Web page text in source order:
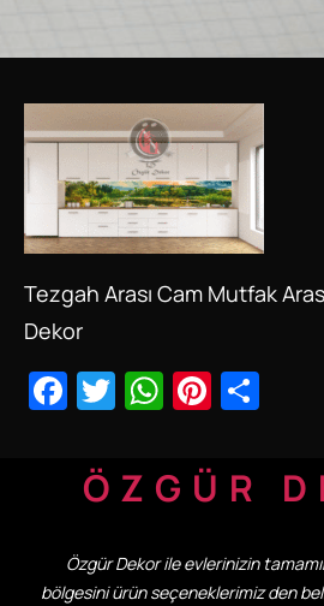
Tezgah Arası Cam Mutfak
Dekor
Facebook
Twitter
WhatsApp
ÖZGÜR
Özgür Dekor ile evlerinizin
bölgesini ürün seçeneklerimiz den